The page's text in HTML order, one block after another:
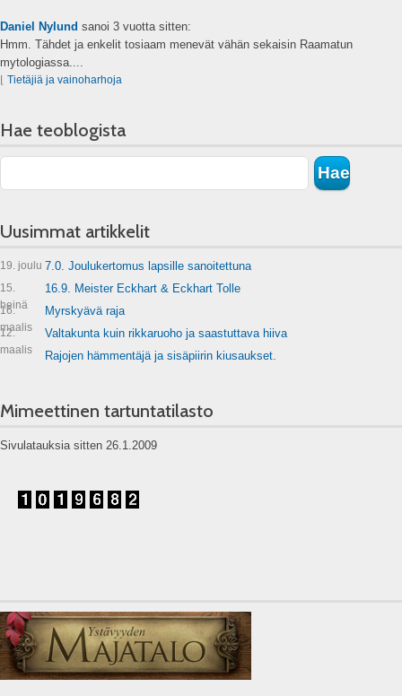
Daniel Nylund sanoi 3 vuotta sitten:
Hmm. Tähdet ja enkelit tosiaam menevät vähän sekaisin Raamatun
mytologiassa....
Tietäjiä ja vainoharhoja
Hae teoblogista
Uusimmat artikkelit
19. joulu 7.0. Joulukertomus lapsille sanoitettuna
15.
heinä
16.9. Meister Eckhart & Eckhart Tolle
16.
maalis
Myrskyävä raja
12.
maalis
Valtakunta kuin rikkaruoho ja saastuttava hiiva
Rajojen hämmentäjä ja sisäpiirin kiusaukset.
Mimeettinen tartuntatilasto
Sivulatauksia sitten 26.1.2009